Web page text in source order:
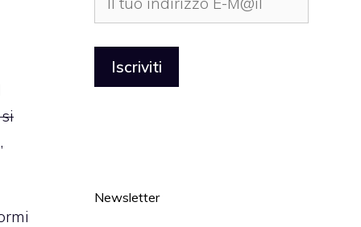
Newsletter